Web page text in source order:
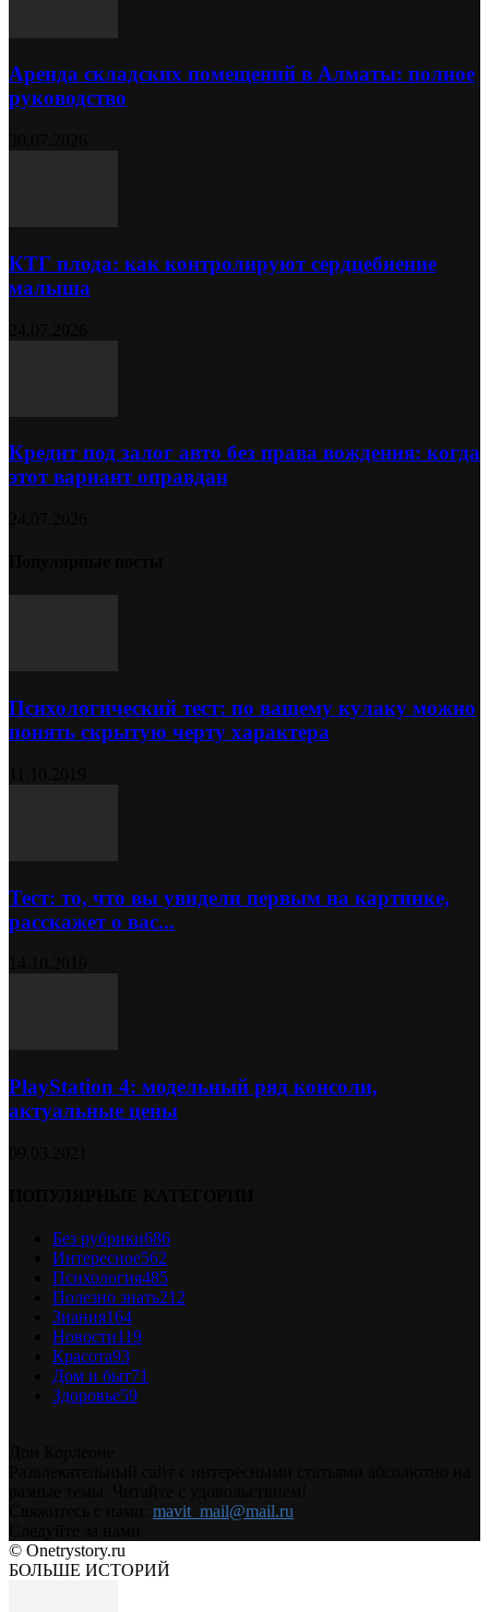
Аренда складских помещений в Алматы: полное
руководство
КТГ плода: как контролируют сердцебиение
малыша
Кредит под залог авто без права вождения: когда
этот вариант оправдан
Психологический тест: по вашему кулаку можно
понять скрытую черту характера
Тест: то, что вы увидели первым на картинке,
расскажет о вас...
PlayStation 4: модельный ряд консоли,
актуальные цены
Без рубрики686
Интересное562
Психология485
Полезно знать212
Знания164
Новости119
Красота93
Дом и быт71
Здоровье59
mavit_mail@mail.ru
© Onetrystory.ru
БОЛЬШЕ ИСТОРИЙ